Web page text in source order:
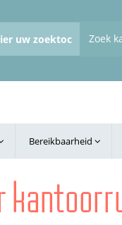
Zoek
Bereikbaarheid